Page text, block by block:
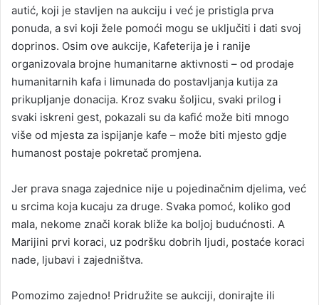
autić, koji je stavljen na aukciju i već je pristigla prva
ponuda, a svi koji žele pomoći mogu se uključiti i dati svoj
doprinos. Osim ove aukcije, Kafeterija je i ranije
organizovala brojne humanitarne aktivnosti – od prodaje
humanitarnih kafa i limunada do postavljanja kutija za
prikupljanje donacija. Kroz svaku šoljicu, svaki prilog i
svaki iskreni gest, pokazali su da kafić može biti mnogo
više od mjesta za ispijanje kafe – može biti mjesto gdje
humanost postaje pokretač promjena.
Jer prava snaga zajednice nije u pojedinačnim djelima, već
u srcima koja kucaju za druge. Svaka pomoć, koliko god
mala, nekome znači korak bliže ka boljoj budućnosti. A
Marijini prvi koraci, uz podršku dobrih ljudi, postaće koraci
nade, ljubavi i zajedništva.
Pomozimo zajedno! Pridružite se aukciji, donirajte ili